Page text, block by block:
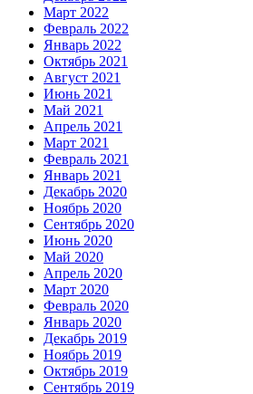
Март 2022
Февраль 2022
Январь 2022
Октябрь 2021
Август 2021
Июнь 2021
Май 2021
Апрель 2021
Март 2021
Февраль 2021
Январь 2021
Декабрь 2020
Ноябрь 2020
Сентябрь 2020
Июнь 2020
Май 2020
Апрель 2020
Март 2020
Февраль 2020
Январь 2020
Декабрь 2019
Ноябрь 2019
Октябрь 2019
Сентябрь 2019